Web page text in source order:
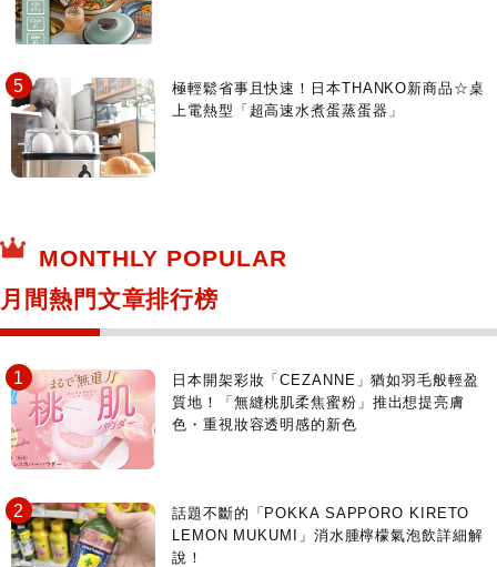
極輕鬆省事且快速！日本THANKO新商品☆桌
上電熱型「超高速水煮蛋蒸蛋器」
MONTHLY POPULAR
月間熱門文章排行榜
日本開架彩妝「CEZANNE」猶如羽毛般輕盈
質地！「無縫桃肌柔焦蜜粉」推出想提亮膚
色・重視妝容透明感的新色
話題不斷的「POKKA SAPPORO KIRETO
LEMON MUKUMI」消水腫檸檬氣泡飲詳細解
說！